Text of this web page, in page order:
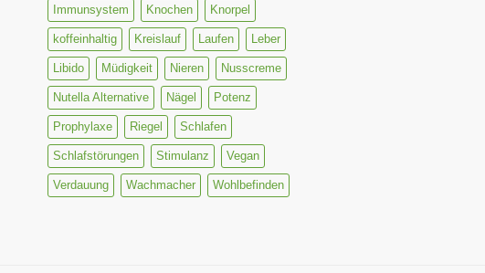
Immunsystem Knochen Knorpel
koffeinhaltig Kreislauf Laufen Leber
Libido Müdigkeit Nieren Nusscreme
Nutella Alternative Nägel Potenz
Prophylaxe Riegel Schlafen
Schlafstörungen Stimulanz Vegan
Verdauung Wachmacher Wohlbefinden